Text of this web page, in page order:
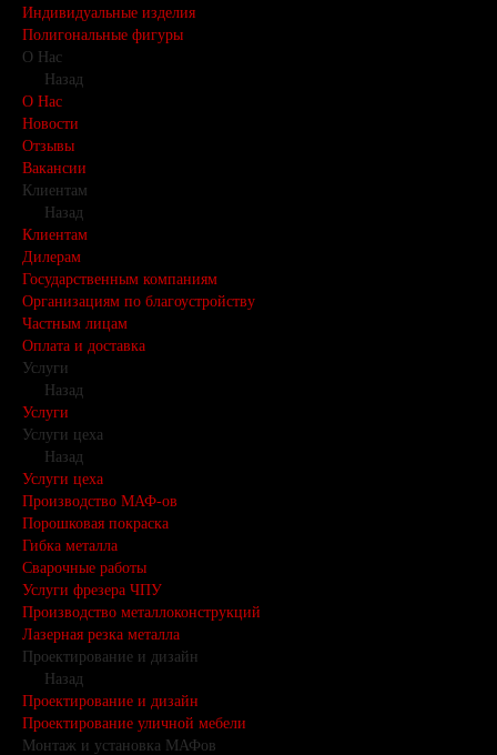
Индивидуальные изделия
Полигональные фигуры
О Нас
Назад
О Нас
Новости
Отзывы
Вакансии
Клиентам
Назад
Клиентам
Дилерам
Государственным компаниям
Организациям по благоустройству
Частным лицам
Оплата и доставка
Услуги
Назад
Услуги
Услуги цеха
Назад
Услуги цеха
Производство МАФ-ов
Порошковая покраска
Гибка металла
Сварочные работы
Услуги фрезера ЧПУ
Производство металлоконструкций
Лазерная резка металла
Проектирование и дизайн
Назад
Проектирование и дизайн
Проектирование уличной мебели
Монтаж и установка МАФов